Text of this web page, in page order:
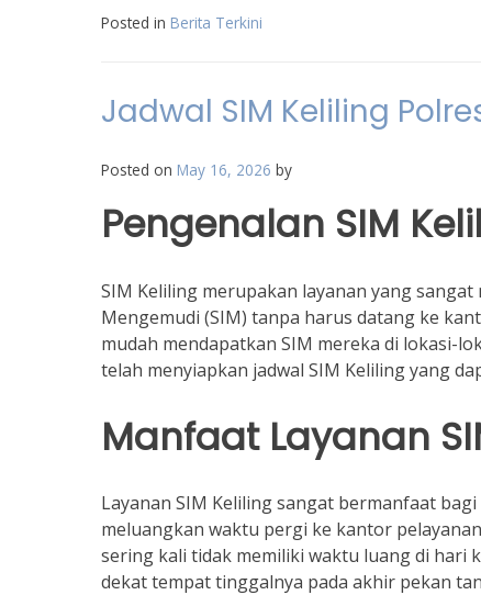
Posted in Berita Terkini
Jadwal SIM Keliling
Posted on May 16, 2026 by
Pengenalan SIM
SIM Keliling merupakan layanan yang
Mengemudi (SIM) tanpa harus datang ke
mudah mendapatkan SIM mereka di lokasi-
telah menyiapkan jadwal SIM Keliling yang
Manfaat Layanan
Layanan SIM Keliling sangat bermanfaat
meluangkan waktu pergi ke kantor
sering kali tidak memiliki waktu luang di hari
dekat tempat tinggalnya pada akhir pekan